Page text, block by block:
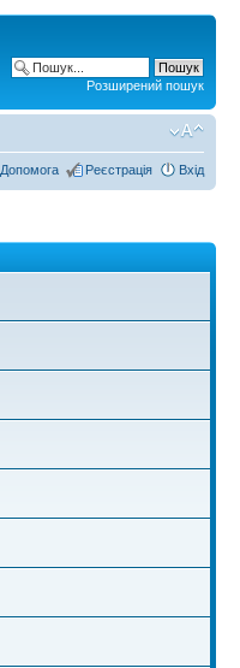
Розширений пошук
Допомога Реєстрація Вхід